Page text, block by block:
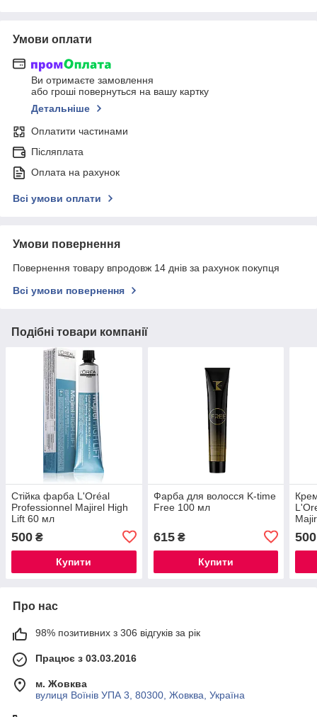
Умови оплати
Ви отримаєте замовлення
або гроші повернуться на вашу картку
Детальніше
Оплатити частинами
Післяплата
Оплата на рахунок
Всі умови оплати
Умови повернення
Повернення товару впродовж 14 днів за рахунок покупця
Всі умови повернення
Подібні товари компанії
Стійка фарба L'Oréal
Professionnel Majirel High
Lift 60 мл
500 ₴
Купити
Фарба для волосся K-time
Free 100 мл
615₴
Купити
500
Про нас
98% позитивних з 306 відгуків за рік
Працює з 03.03.2016
м. Жовква
вулиця Воїнів УПА 3, 80300, Жовква, Україна